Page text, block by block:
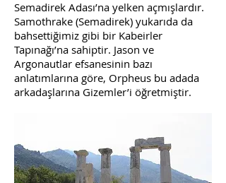
Semadirek Adası’na yelken açmışlardır.
Samothrake (Semadirek) yukarıda da
bahsettiğimiz gibi bir Kabeirler
Tapınağı’na sahiptir. Jason ve
Argonautlar efsanesinin bazı
anlatımlarına göre, Orpheus bu adada
arkadaşlarına Gizemler’i öğretmiştir.